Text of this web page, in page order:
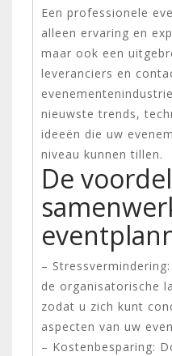
Een professionele
alleen ervaring en
maar ook een
leveranciers en
nieuwste trends,
ideeën die uw
niveau kunnen tillen.
De
–
de organisatorische
zodat u zich kunt
aspecten van uw
– Kostenbesparing: